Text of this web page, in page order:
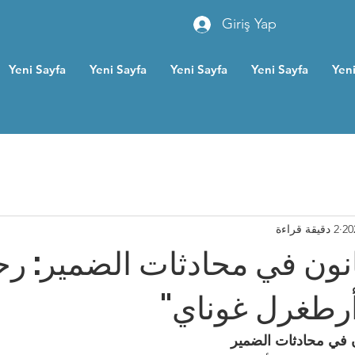
Giriş Yap
Yeni Sayfa Yeni Sayfa Yeni Sayfa Yeni Sayfa
في محادثات الضمير:
غوناي"
2 دقيقة قراءة
في محادثات الضمير